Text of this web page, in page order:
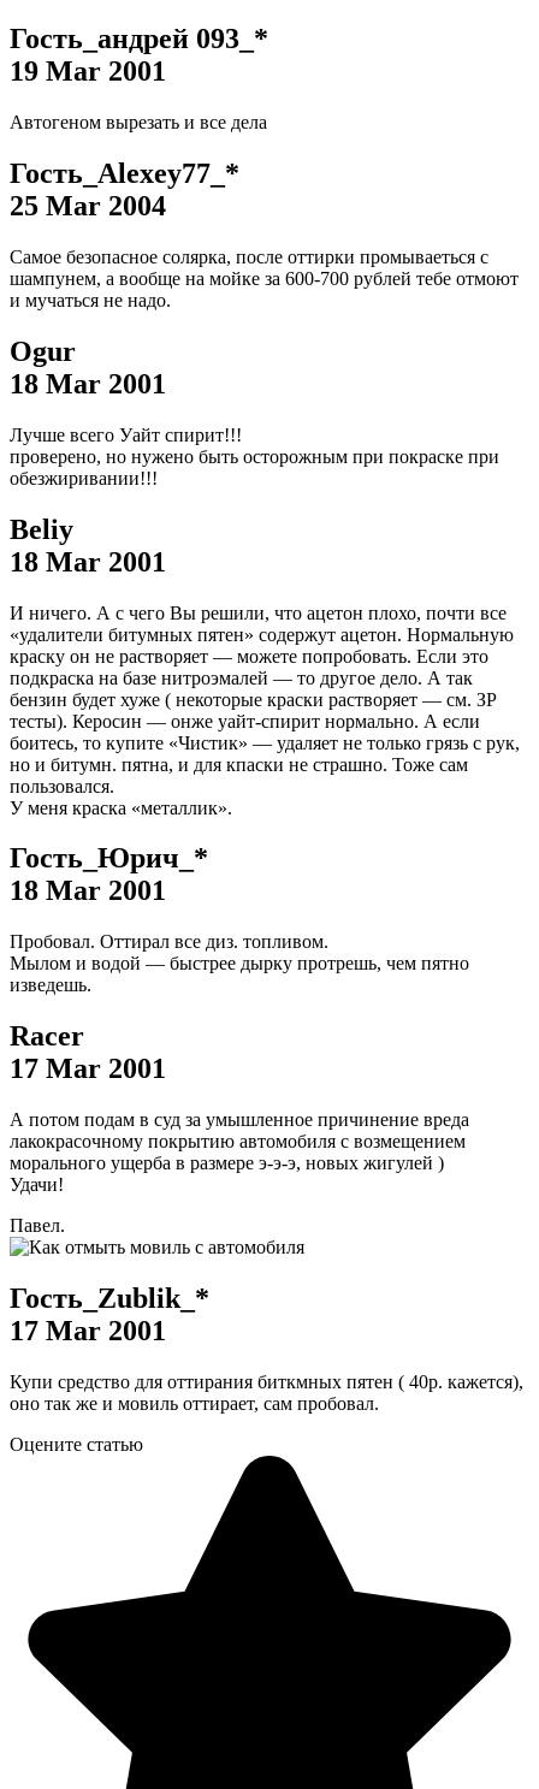
Гость_андрей 093_*
19 Mar 2001
Автогеном вырезать и все дела
Гость_Alexey77_*
25 Mar 2004
Самое безопасное солярка, после оттирки промываеться с
шампунем, а вообще на мойке за 600-700 рублей тебе отмоют
и мучаться не надо.
Ogur
18 Mar 2001
Лучше всего Уайт спирит!!!
проверено, но нужено быть осторожным при покраске при
обезжиривании!!!
Beliy
18 Mar 2001
И ничего. А с чего Вы решили, что ацетон плохо, почти все
«удалители битумных пятен» содержут ацетон. Нормальную
краску он не растворяет — можете попробовать. Если это
подкраска на базе нитроэмалей — то другое дело. А так
бензин будет хуже ( некоторые краски растворяет — см. ЗР
тесты). Керосин — онже уайт-спирит нормально. А если
боитесь, то купите «Чистик» — удаляет не только грязь с рук,
но и битумн. пятна, и для кпаски не страшно. Тоже сам
пользовался.
У меня краска «металлик».
Гость_Юрич_*
18 Mar 2001
Пробовал. Оттирал все диз. топливом.
Мылом и водой — быстрее дырку протрешь, чем пятно
изведешь.
Racer
17 Mar 2001
А потом подам в суд за умышленное причинение вреда
лакокрасочному покрытию автомобиля с возмещением
морального ущерба в размере э-э-э, новых жигулей )
Удачи!
Павел.
Гость_Zublik_*
17 Mar 2001
Купи средство для оттирания биткмных пятен ( 40р. кажется),
оно так же и мовиль оттирает, сам пробовал.
Оцените статью